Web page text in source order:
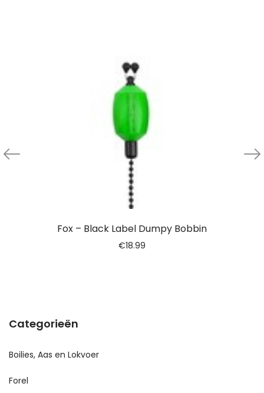
Fox – Black Label Dumpy Bobbin
€18.99
Categorieën
Boilies, Aas en Lokvoer
Forel